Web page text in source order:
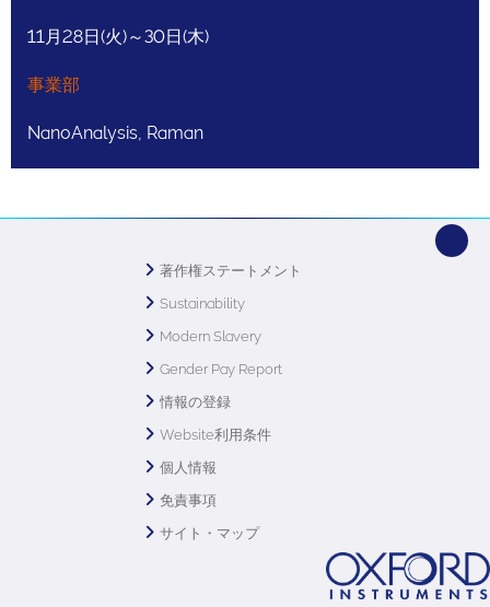
11月28日(火)～30日(木)
事業部
NanoAnalysis, Raman
著作権ステートメント
Sustainability
Modern Slavery
Gender Pay Report
情報の登録
Website利用条件
個人情報
免責事項
サイト・マップ